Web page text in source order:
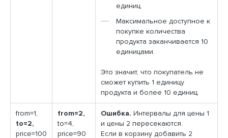
единиц.
Максимальное доступное к
покупке количества
продукта заканчивается 10
единицами.
Это значит, что покупатель не
сможет купить 1 единицу
продукта и более 10 единиц.
from=1,
to=2,
price=100
from=2,
to=4,
price=90
Ошибка. Интервалы для цены 1
и цены 2 пересекаются.
Если в корзину добавить 2